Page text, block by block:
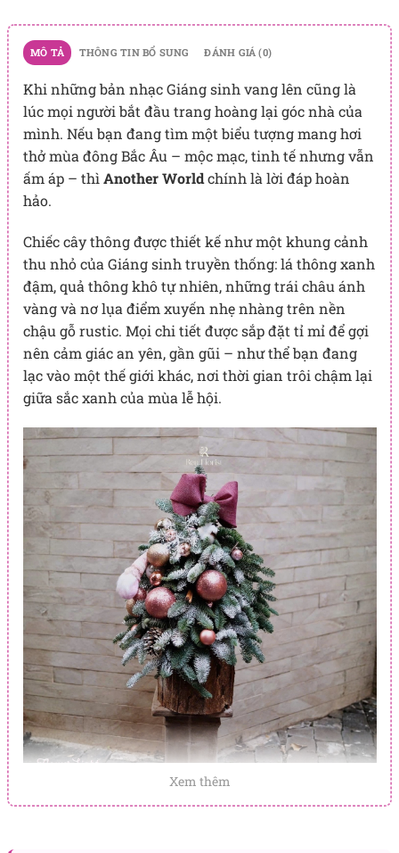
MÔ TẢ THÔNG TIN BỔ SUNG ĐÁNH GIÁ (0)
Khi những bản nhạc Giáng sinh vang lên cũng là
lúc mọi người bắt đầu trang hoàng lại góc nhà của
mình. Nếu bạn đang tìm một biểu tượng mang hơi
thở mùa đông Bắc Âu – mộc mạc, tinh tế nhưng vẫn
ấm áp – thì Another Worldchính là lời đáp hoàn
hảo.
Chiếc cây thông được thiết kế như một khung cảnh
thu nhỏ của Giáng sinh truyền thống: lá thông xanh
đậm, quả thông khô tự nhiên, những trái châu ánh
vàng và nơ lụa điểm xuyến nhẹ nhàng trên nền
chậu gỗ rustic. Mọi chi tiết được sắp đặt tỉ mỉ để gợi
nên cảm giác an yên, gần gũi – như thể bạn đang
lạc vào một thế giới khác, nơi thời gian trôi chậm lại
giữa sắc xanh của mùa lễ hội.
Xem thêm